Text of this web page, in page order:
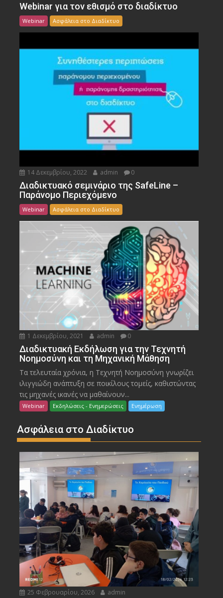
Webinar για τον εθισμό στο διαδίκτυο
Webinar Ασφάλεια στο Διαδίκτυο
14 Δεκεμβρίου, 2022 admin 0
Διαδικτυακό σεμινάριο της SafeLine –
Παράνομο Περιεχόμενο
Webinar Ασφάλεια στο Διαδίκτυο
1 Δεκεμβρίου, 2021 admin 0
Διαδικτυακή Εκδήλωση για την Τεχνητή
Νοημοσύνη και τη Μηχανική Μάθηση
Τα τελευταία χρόνια, η Τεχνητή Νοημοσύνη γνωρίζει
ιλιγγιώδη ανάπτυξη σε ποικίλους τομείς, καθιστώντας
τις μηχανές ικανές να μαθαίνουν...
Webinar Εκδηλώσεις - Ενημερώσεις Ενημέρωση
Ασφάλεια στο Διαδίκτυο
25 Φεβρουαρίου, 2026 admin